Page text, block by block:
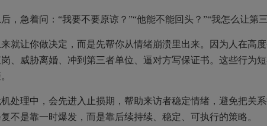
急着问：“我要不要原谅？”“他能不能回头？”“我怎么让第
让你做决定，而是先帮你从情绪崩溃里出来。因为人在高度
、威胁离婚、冲到第三者单位、逼对方写保证书。这些行为短
理中，会先进入止损期，帮助来访者稳定情绪，避免把关系
不是靠一时爆发，而是靠后续持续、稳定、可执行的策略。